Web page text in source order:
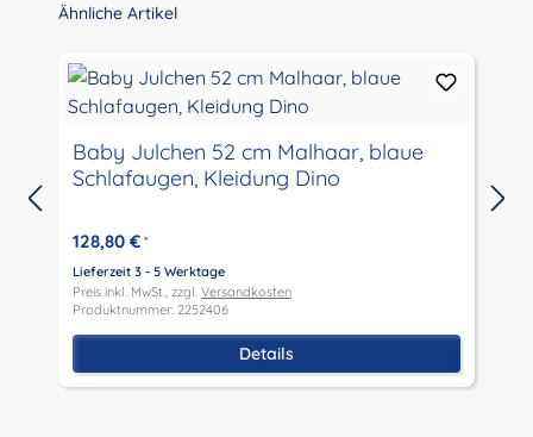
Produktgalerie überspringen
Ähnliche Artikel
Baby Julchen 52 cm Malhaar, blaue
Schlafaugen, Kleidung Dino
128,80 € *
Lieferzeit 3 - 5 Werktage
Preis inkl. MwSt., zzgl. Versandkosten
Produktnummer: 2252406
Details